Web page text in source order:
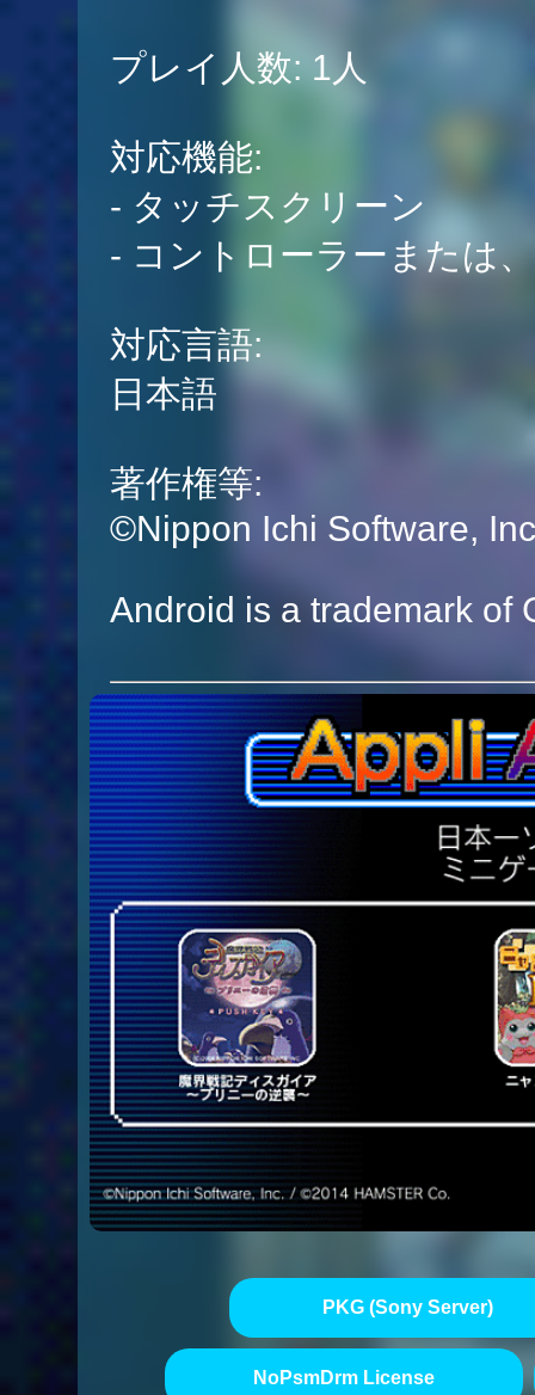
プレイ人数: 1人
対応機能:
- タッチスクリーン
- コントローラーまたは
対応言語:
日本語
著作権等:
©Nippon Ichi Software,
Android is a trademark of
PKG (Sony Server)
NoPsmDrm License